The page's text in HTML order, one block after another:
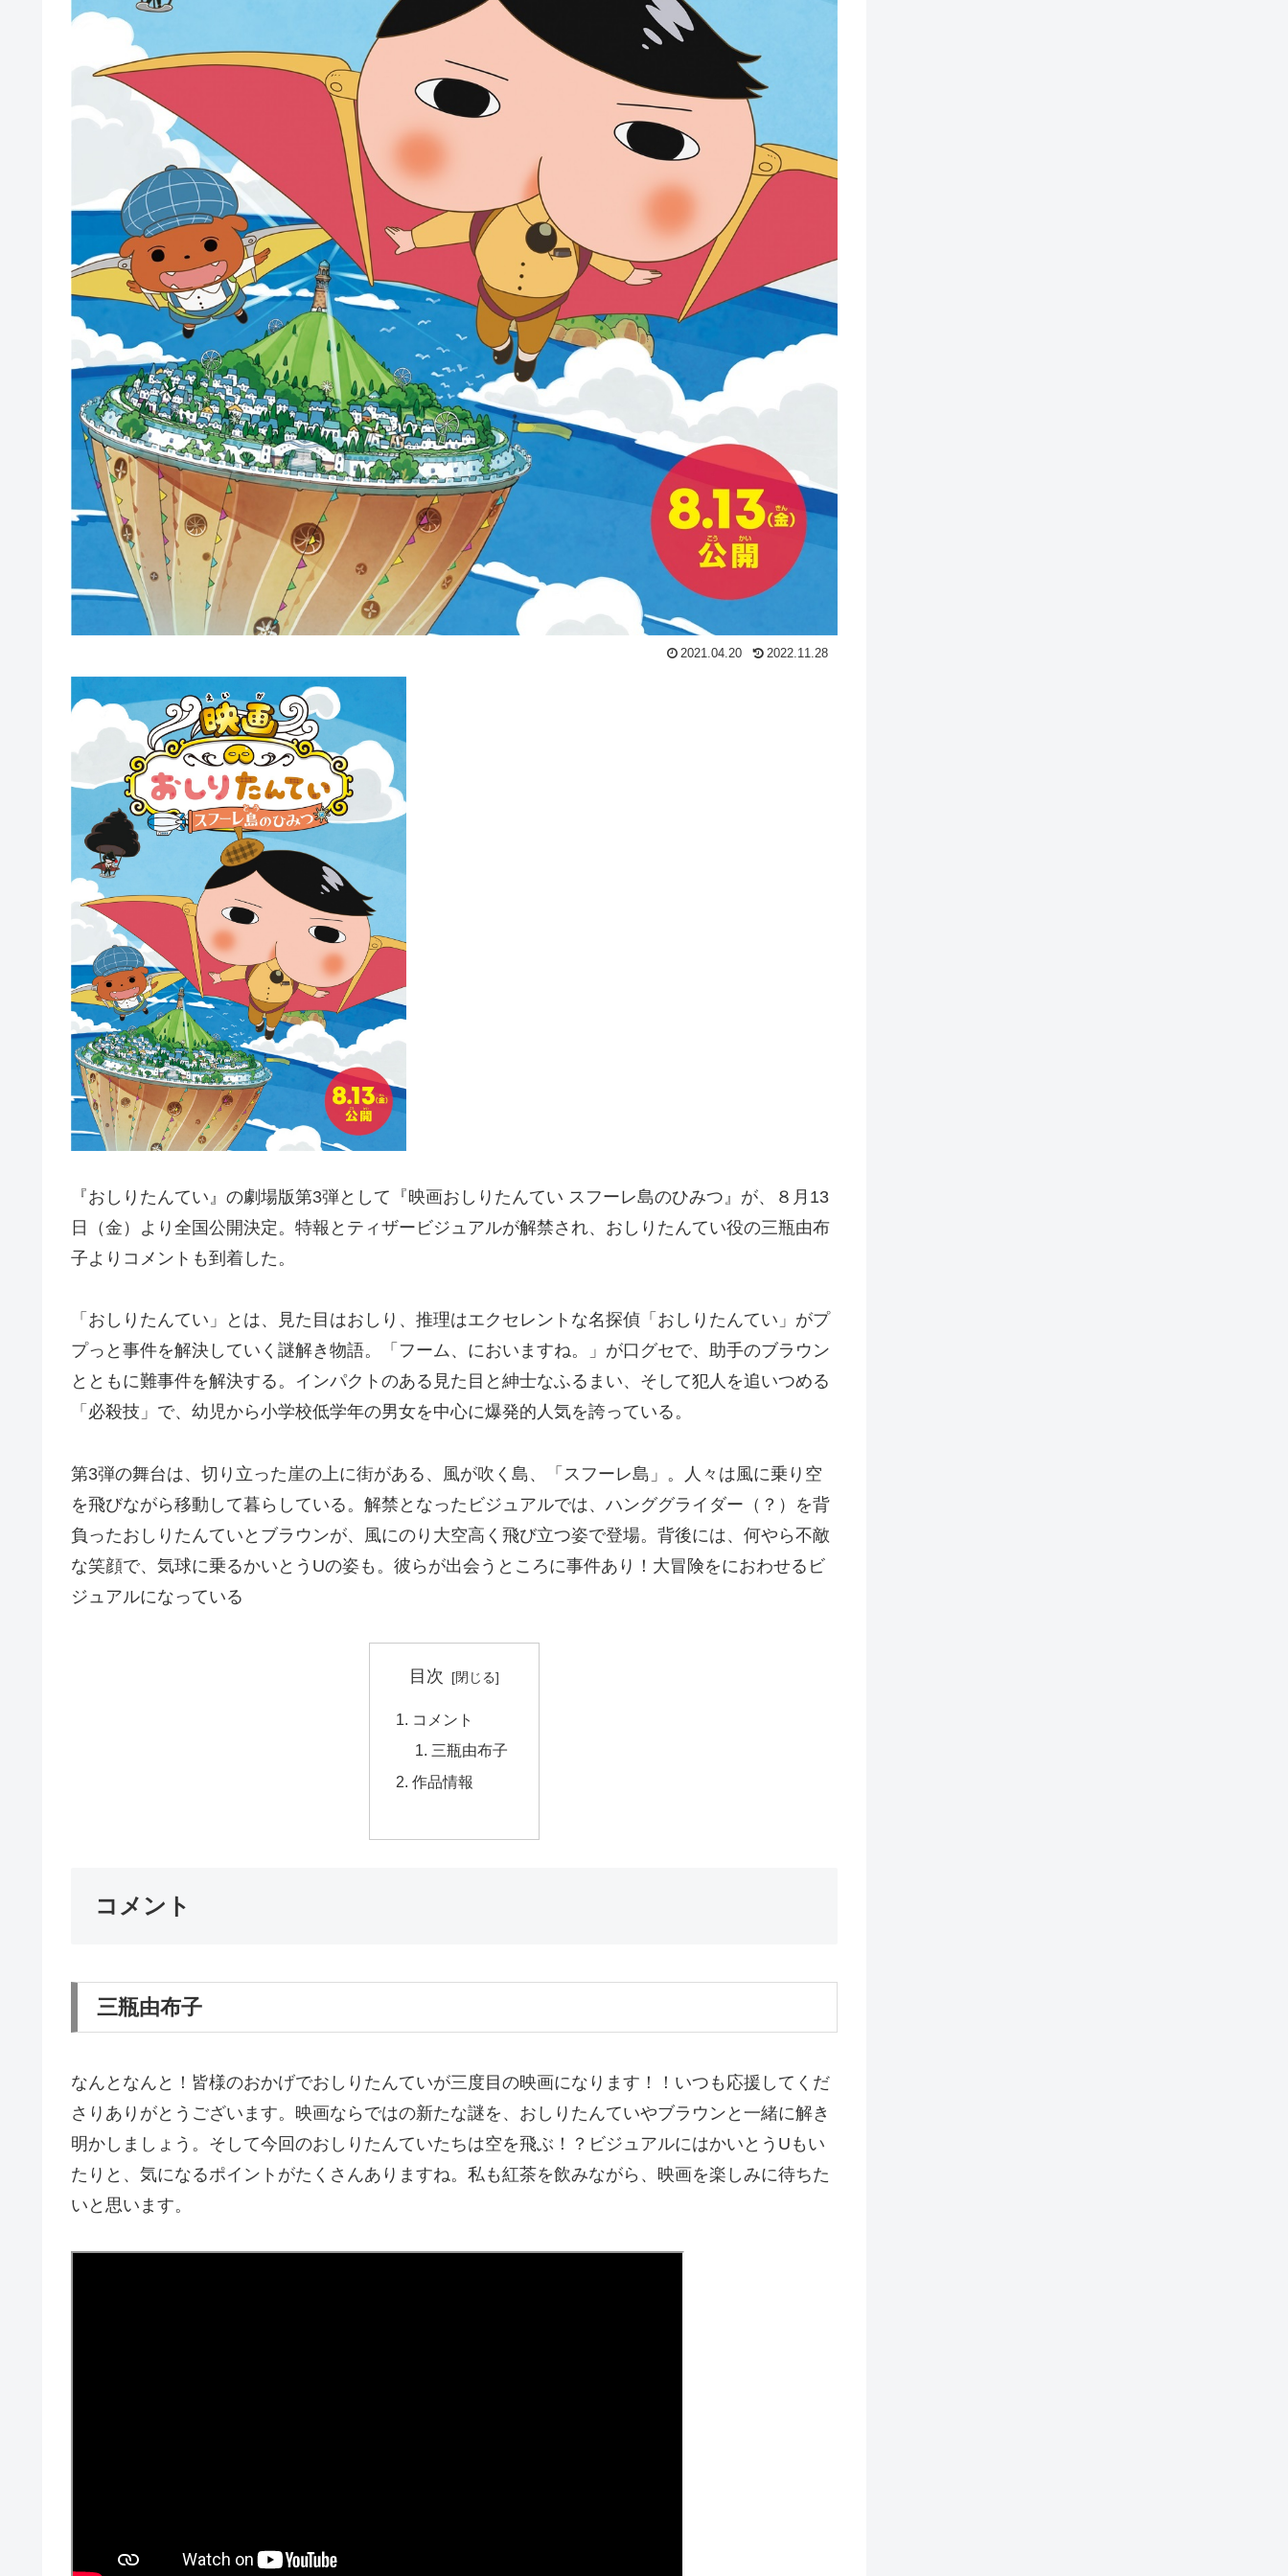
2021.04.20 2022.11.28
『おしりたんてい』の劇場版第3弾として『映画おしりたんてい スフーレ島のひみつ』が、８月13
日（金）より全国公開決定。特報とティザービジュアルが解禁され、おしりたんてい役の三瓶由布
子よりコメントも到着した。
「おしりたんてい」とは、見た目はおしり、推理はエクセレントな名探偵「おしりたんてい」がプ
プっと事件を解決していく謎解き物語。「フーム、においますね。」が口グセで、助手のブラウン
とともに難事件を解決する。インパクトのある見た目と紳士なふるまい、そして犯人を追いつめる
「必殺技」で、幼児から小学校低学年の男女を中心に爆発的人気を誇っている。
第3弾の舞台は、切り立った崖の上に街がある、風が吹く島、「スフーレ島」。人々は風に乗り空
を飛びながら移動して暮らしている。解禁となったビジュアルでは、ハンググライダー（？）を背
負ったおしりたんていとブラウンが、風にのり大空高く飛び立つ姿で登場。背後には、何やら不敵
な笑顔で、気球に乗るかいとうUの姿も。彼らが出会うところに事件あり！大冒険をにおわせるビ
ジュアルになっている
目次
コメント
三瓶由布子
作品情報
コメント
三瓶由布子
なんとなんと！皆様のおかげでおしりたんていが三度目の映画になります！！いつも応援してくだ
さりありがとうございます。映画ならではの新たな謎を、おしりたんていやブラウンと一緒に解き
明かしましょう。そして今回のおしりたんていたちは空を飛ぶ！？ビジュアルにはかいとうUもい
たりと、気になるポイントがたくさんありますね。私も紅茶を飲みながら、映画を楽しみに待ちた
いと思います。